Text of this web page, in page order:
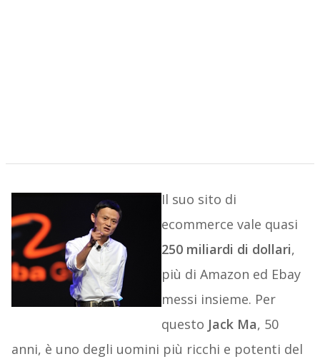
Il suo sito di
ecommerce vale quasi
250 miliardi di dollari,
più di Amazon ed Ebay
messi insieme. Per
questo Jack Ma, 50
anni, è uno degli uomini più ricchi e potenti del